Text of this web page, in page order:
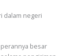
dalam negeri
besar